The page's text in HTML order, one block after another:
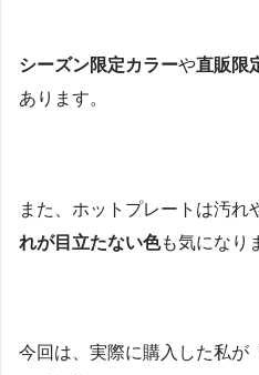
シーズン限定カラーや直販限
あります。
また、ホットプレートは汚れ
れが目立たない色も気になり
今回は、実際に購入した私が「